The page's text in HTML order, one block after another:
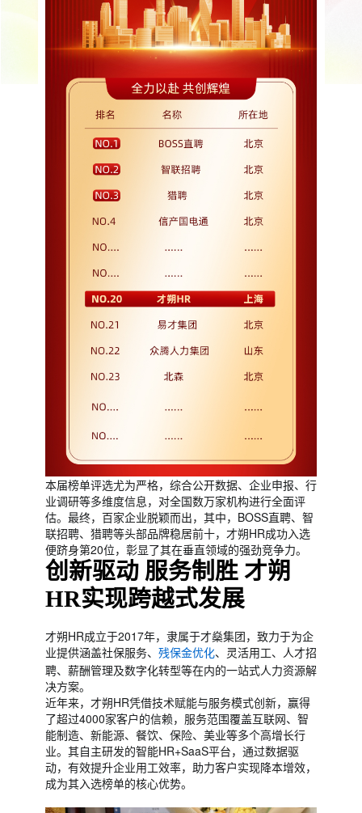
本届榜单评选尤为严格，综合公开数据、企业申报、行
业调研等多维度信息，对全国数万家机构进行全面评
估。最终，百家企业脱颖而出，其中，BOSS直聘、智
联招聘、猎聘等头部品牌稳居前十，才朔HR成功入选
便跻身第20位，彰显了其在垂直领域的强劲竞争力。
创新驱动 服务制胜 才朔
HR实现跨越式发展
才朔HR成立于2017年，隶属于才燊集团，致力于为企
业提供涵盖社保服务、
残保金优化、灵活用工、人才招
聘、薪酬管理及数字化转型等在内的一站式人力资源解
决方案。
近年来，才朔HR凭借技术赋能与服务模式创新，赢得
了超过4000家客户的信赖，服务范围覆盖互联网、智
能制造、新能源、餐饮、保险、美业等多个高增长行
业。其自主研发的智能HR+SaaS平台，通过数据驱
动，有效提升企业用工效率，助力客户实现降本增效，
成为其入选榜单的核心优势。